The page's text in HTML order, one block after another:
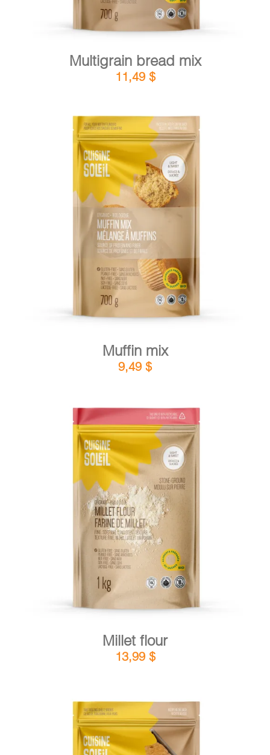
Multigrain bread mix
11,49 $
ADD TO CART
Muffin mix
9,49 $
ADD TO CART / DETAILS
Millet flour
13,99 $